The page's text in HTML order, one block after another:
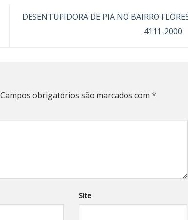
DESENTUPIDORA DE PIA NO BAIRRO
4111-2000
Campos obrigatórios são marcados com *
Site